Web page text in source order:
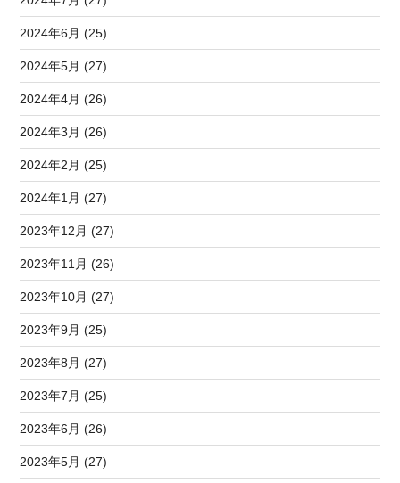
2024年6月 (25)
2024年5月 (27)
2024年4月 (26)
2024年3月 (26)
2024年2月 (25)
2024年1月 (27)
2023年12月 (27)
2023年11月 (26)
2023年10月 (27)
2023年9月 (25)
2023年8月 (27)
2023年7月 (25)
2023年6月 (26)
2023年5月 (27)